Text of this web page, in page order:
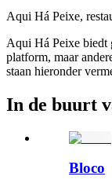
Aqui Há Peixe,
Aqui Há Peixe biedt
platform, maar
staan hieronder
In de buurt
Bloco